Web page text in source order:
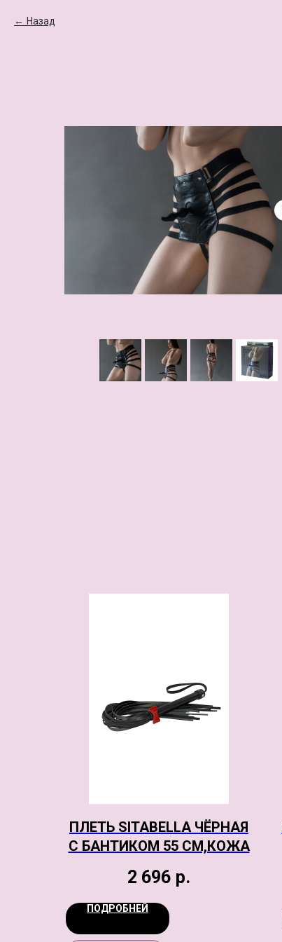
Назад
ПЛЕТЬ SITABELLA ЧЁРНАЯ
С БАНТИКОМ 55 СМ,КОЖА
2 696 р.
ПОДРОБНЕЙ